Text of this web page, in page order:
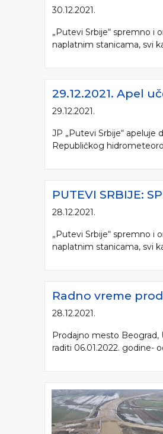
30.12.2021.
„Putevi Srbije“ spremno i
naplatnim stanicama, svi
29.12.2021. Apel
29.12.2021.
JP „Putevi Srbije“
Republičkog
PUTEVI SRBIJE:
28.12.2021.
„Putevi Srbije“ spremno i
naplatnim stanicama, svi
Radno vreme
28.12.2021.
Prodajno mesto Beograd,
raditi 06.01.2022. godine-